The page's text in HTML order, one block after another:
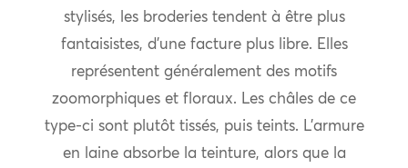
stylisés, les broderies tendent à être plus
fantaisistes, d’une facture plus libre. Elles
représentent généralement des motifs
zoomorphiques et floraux. Les châles de ce
type-ci sont plutôt tissés, puis teints. L’armure
en laine absorbe la teinture, alors que la